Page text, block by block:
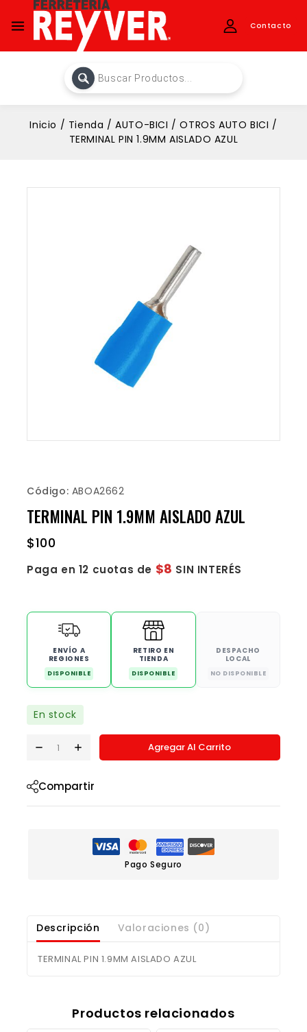
Contacto
Inicio / Tienda / AUTO-BICI / OTROS AUTO BICI /
TERMINAL PIN 1.9MM AISLADO AZUL
Código: ABOA2662
TERMINAL PIN 1.9MM AISLADO AZUL
$100
Paga en 12 cuotas de $8 SIN INTERÉS
ENVÍO A
REGIONES
DISPONIBLE
RETIRO EN
TIENDA
DISPONIBLE
DESPACHO
LOCAL
NO DISPONIBLE
En stock
Agregar Al Carrito
Compartir
Pago Seguro
Descripción Valoraciones (0)
TERMINAL PIN 1.9MM AISLADO AZUL
Productos relacionados